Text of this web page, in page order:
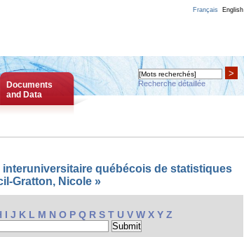
Français English
Documents
and Data
>
Recherche détaillée
interuniversitaire québécois de statistiques
Gratton, Nicole »
I J K L M N O P Q R S T U V W X Y Z